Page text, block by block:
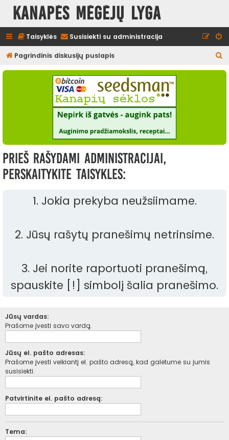
Kanapės mėgėjų lyga
Taisyklės Susisiekti su administracija
Pagrindinis diskusijų puslapis
e
Prieš rašydami administracijai,
perskaitykite taisykles:
1. Jokia prekyba neužsiimame.
2. Jūsų rašytų pranešimų netrinsime.
3. Jei norite raportuoti pranešimą,
spauskite [!] simbolį šalia pranešimo.
Jūsų vardas:
Prašome įvesti savo vardą.
Jūsų el. pašto adresas:
Prašome įvesti veikiantį el. pašto adresą, kad galėtume su jumis
susisiekti.
Patvirtinite el. pašto adresą:
Tema: